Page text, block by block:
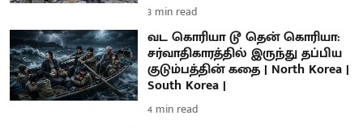
3 min read
வட கொரியா டூ தென் கொரியா:
சர்வாதிகாரத்தில் இருந்து தப்பிய
குடும்பத்தின் கதை | North Korea |
South Korea |
4 min read